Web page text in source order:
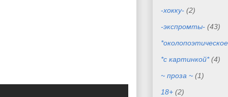
-хокку- (2)
-экспромты- (43)
*с картинкой* (4)
~ проза ~ (1)
18+ (2)